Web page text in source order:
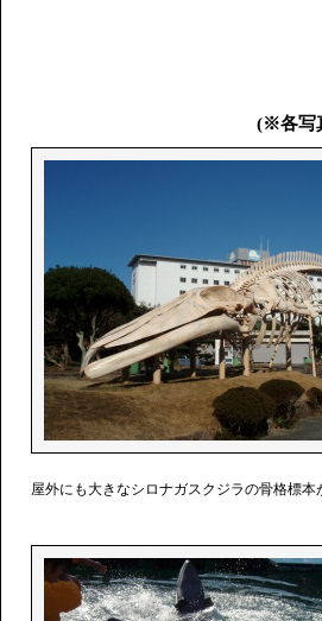
(※各写
屋外にも大きなシロナガスクジラの骨格標本